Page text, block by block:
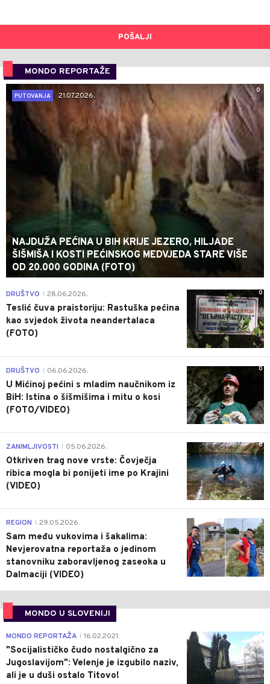
POŠALJI
MONDO REPORTAŽE
0
PUTOVANJA
21.07.2026.
NAJDUŽA PEĆINA U BIH KRIJE JEZERO, HILJADE
ŠIŠMIŠA I KOSTI PEĆINSKOG MEDVJEDA STARE VIŠE
OD 20.000 GODINA (FOTO)
0
DRUŠTVO 28.06.2026.
Teslić čuva praistoriju: Rastuška pećina
kao svjedok života neandertalaca
(FOTO)
0
DRUŠTVO 06.06.2026.
U Mićinoj pećini s mladim naučnikom iz
BiH: Istina o šišmišima i mitu o kosi
(FOTO/VIDEO)
0
ZANIMLJIVOSTI 05.06.2026.
Otkriven trag nove vrste: Čovječja
ribica mogla bi ponijeti ime po Krajini
(VIDEO)
0
REGION 29.05.2026.
Sam među vukovima i šakalima:
Nevjerovatna reportaža o jedinom
stanovniku zaboravljenog zaseoka u
Dalmaciji (VIDEO)
MONDO U SLOVENIJI
4
MONDO REPORTAŽA 16.02.2021.
"Socijalističko čudo nostalgično za
Jugoslavijom": Velenje je izgubilo naziv,
ali je u duši ostalo Titovo!